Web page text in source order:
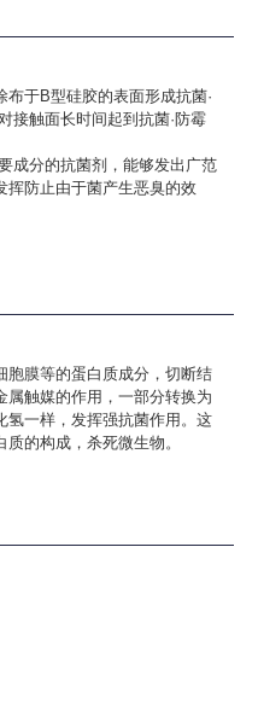
于B型硅胶的表面形成抗菌·
接触面长时间起到抗菌·防霉
成分的抗菌剂，能够发出广范
挥防止由于菌产生恶臭的效
胞膜等的蛋白质成分，切断结
属触媒的作用，一部分转换为
氢一样，发挥强抗菌作用。这
的构成，杀死微生物。